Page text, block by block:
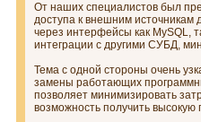
От наших специалистов был
доступа к внешним
через интерфейсы как MySQL,
интеграции с другими СУБД,
Тема с одной стороны очень
замены работающих
позволяет минимизировать
возможность получить высокую